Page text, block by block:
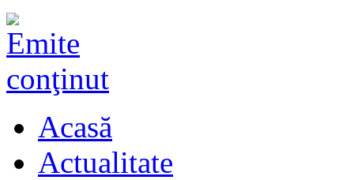
Acasă
Actualitate